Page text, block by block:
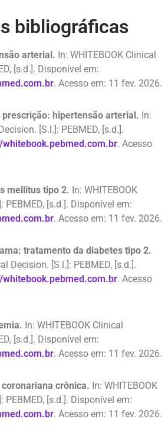
bibliográficas
arterial. In: WHITEBOOK Clinical
[s.d.]. Disponível em:
. Acesso em: 11 fev. 2026.
prescrição: hipertensão arterial. In:
[S.l.]: PEBMED, [s.d.].
whitebook.pebmed.com.br. Acesso
mellitus tipo 2. In: WHITEBOOK
PEBMED, [s.d.]. Disponível em:
. Acesso em: 11 fev. 2026.
tratamento da diabetes tipo 2.
Decision. [S.l.]: PEBMED, [s.d.].
whitebook.pebmed.com.br. Acesso
In: WHITEBOOK Clinical
[s.d.]. Disponível em:
. Acesso em: 11 fev. 2026.
coronariana crônica. In: WHITEBOOK
PEBMED, [s.d.]. Disponível em:
. Acesso em: 11 fev. 2026.